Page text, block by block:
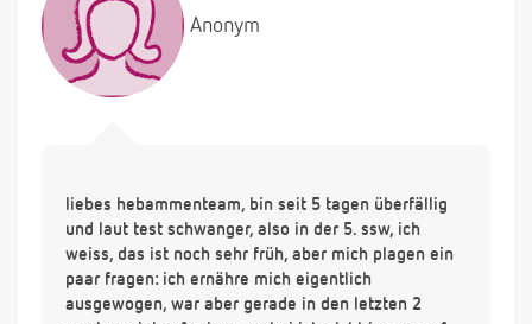
Anonym
liebes hebammenteam, bin seit 5 tagen überfällig
und laut test schwanger, also in der 5. ssw, ich
weiss, das ist noch sehr früh, aber mich plagen ein
paar fragen: ich ernähre mich eigentlich
ausgewogen, war aber gerade in den letzten 2